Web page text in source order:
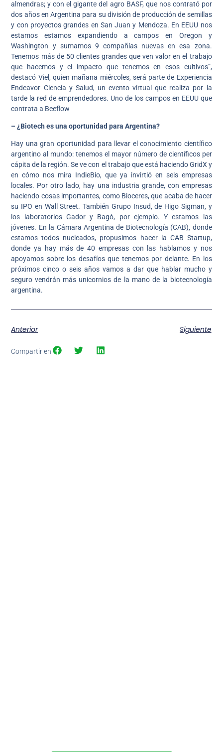
almendras; y con el gigante del agro BASF, que nos contrató por
dos años en Argentina para su división de producción de semillas
y con proyectos grandes en San Juan y Mendoza. En EEUU nos
estamos estamos expandiendo a campos en Oregon y
Washington y sumamos 9 compañías nuevas en esa zona.
Tenemos más de 50 clientes grandes que ven valor en el trabajo
que hacemos y el impacto que tenemos en esos cultivos”,
destacó Viel, quien mañana miércoles, será parte de Experiencia
Endeavor Ciencia y Salud, un evento virtual que realiza por la
tarde la red de emprendedores. Uno de los campos en EEUU que
contrata a Beeflow
– ¿Biotech es una oportunidad para Argentina?
Hay una gran oportunidad para llevar el conocimiento científico
argentino al mundo: tenemos el mayor número de científicos per
cápita de la región. Se ve con el trabajo que está haciendo GridX y
en cómo nos mira IndieBio, que ya invirtió en seis empresas
locales. Por otro lado, hay una industria grande, con empresas
haciendo cosas importantes, como Bioceres, que acaba de hacer
su IPO en Wall Street. También Grupo Insud, de Higo Sigman, y
los laboratorios Gador y Bagó, por ejemplo. Y estamos las
jóvenes. En la Cámara Argentina de Biotecnología (CAB), donde
estamos todos nucleados, propusimos hacer la CAB Startup,
donde ya hay más de 40 empresas con las hablamos y nos
apoyamos sobre los desafíos que tenemos por delante. En los
próximos cinco o seis años vamos a dar que hablar mucho y
seguro vendrán más unicornios de la mano de la biotecnología
argentina.
Anterior Siguiente
Compartir en